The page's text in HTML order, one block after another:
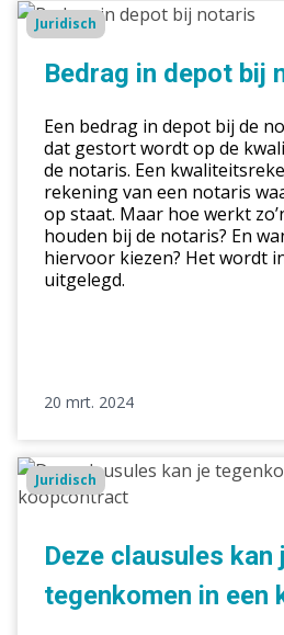
Bedrag
in
depot
notaris
Juridisch
Bedrag in depot bij
Een bedrag in depot bij de
dat gestort wordt op de
de notaris. Een
rekening van een notaris
op staat. Maar hoe werkt
houden bij de notaris? En
hiervoor kiezen? Het wordt
uitgelegd.
20 mrt. 2024
Deze
clausules
Juridisch
Deze clausules kan
tegenkomen in een